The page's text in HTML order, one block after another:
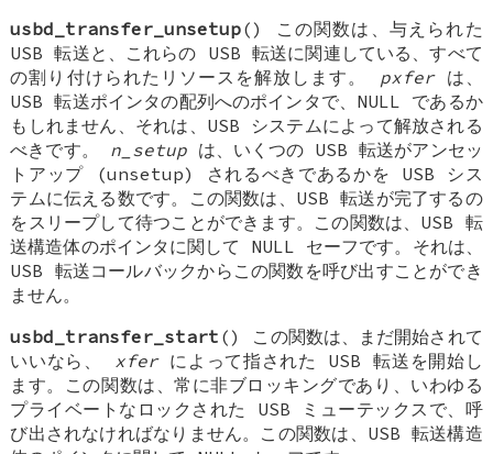
usbd_transfer_unsetup() この関数は、与えられた
USB 転送と、これらの USB 転送に関連している、すべて
の割り付けられたリソースを解放します。 pxferは、
USB 転送ポインタの配列へのポインタで、NULL であるか
もしれません、それは、USB システムによって解放される
べきです。 n_setupは、いくつの USB 転送がアンセッ
トアップ (unsetup) されるべきであるかを USB シス
テムに伝える数です。この関数は、USB 転送が完了するの
をスリープして待つことができます。この関数は、USB 転
送構造体のポインタに関して NULL セーフです。それは、
USB 転送コールバックからこの関数を呼び出すことができ
ません。
usbd_transfer_start () この関数は、まだ開始されて
いいなら、 xferによって指された USB 転送を開始し
ます。この関数は、常に非ブロッキングであり、いわゆる
プライベートなロックされた USB ミューテックスで、呼
び出されなければなりません。この関数は、USB 転送構造